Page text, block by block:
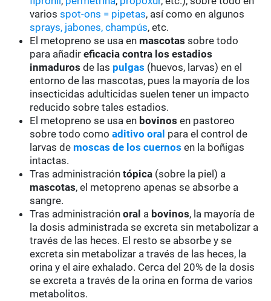
variosspot-ons = pipetas, así como en algunos
sprays, jabones, champús, etc.
El metopreno se usa en mascotas sobre todo
para añadireficacia contra los estadios
inmaduros de las pulgas (huevos, larvas) en el
entorno de las mascotas, pues la mayoría de los
insecticidas adulticidas suelen tener un impacto
reducido sobre tales estadios.
El metopreno se usa en bovinos en pastoreo
sobre todo comoaditivo oral para el control de
larvas de moscas de los cuernos en la boñigas
intactas.
Tras administracióntópica (sobre la piel) a
mascotas, el metopreno apenas se absorbe a
sangre.
Tras administraciónoral a bovinos, la mayoría de
la dosis administrada se excreta sin metabolizar a
través de las heces. El resto se absorbe y se
excreta sin metabolizar a través de las heces, la
orina y el aire exhalado. Cerca del 20% de la dosis
se excreta a través de la orina en forma de varios
metabolitos.